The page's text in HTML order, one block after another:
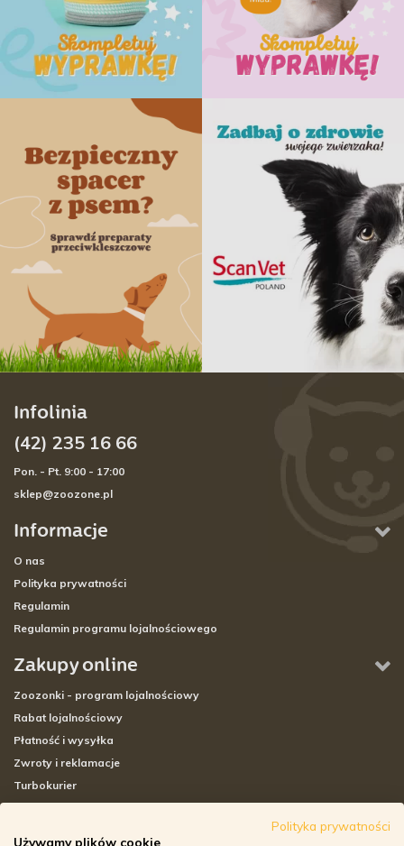
Informacje
O nas
Polityka prywatności
Regulamin
Regulamin programu lojalnościowego
Zakupy online
Zoozonki - program lojalnościowy
Rabat lojalnościowy
Płatność i wysyłka
Zwroty i reklamacje
Turbokurier
Infolinia
(42) 235 16 66
Pon. - Pt. 9:00 - 17:00
sklep@zoozone.pl
Polityka prywatności
Używamy plików cookie